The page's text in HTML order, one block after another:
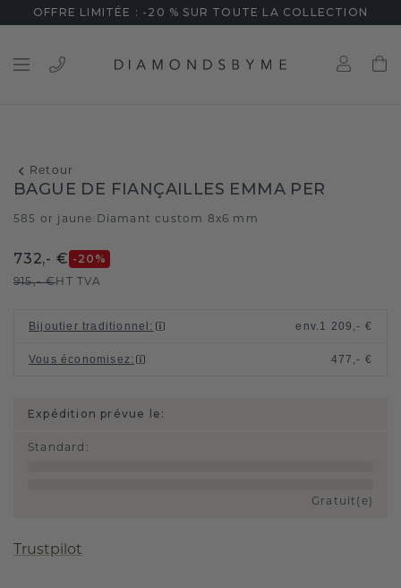
OFFRE LIMITÉE : -20 % SUR TOUTE LA COLLECTION
Retour
BAGUE DE FIANÇAILLES EMMA PER
585 or jaune Diamant custom 8x6 mm
732,- € -20 %
915,- €HT TVA
Bijoutier traditionnel : env. 1 209,- €
Vous économisez: 477,- €
Expédition prévue le:
Standard :
Gratuit(e)
Trustpilot